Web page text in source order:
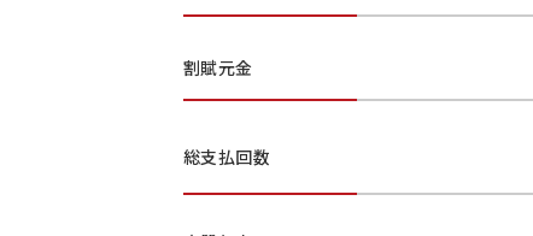
割賦元金
総支払回数